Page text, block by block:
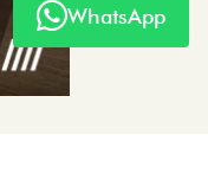
WhatsApp